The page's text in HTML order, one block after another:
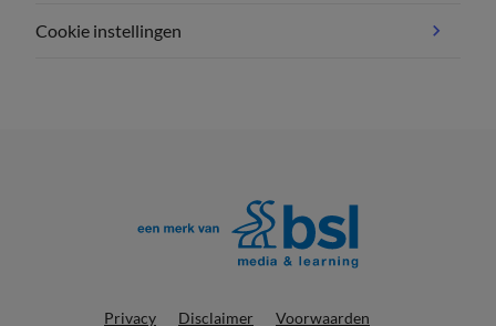
Cookie instellingen
Privacy Disclaimer Voorwaarden